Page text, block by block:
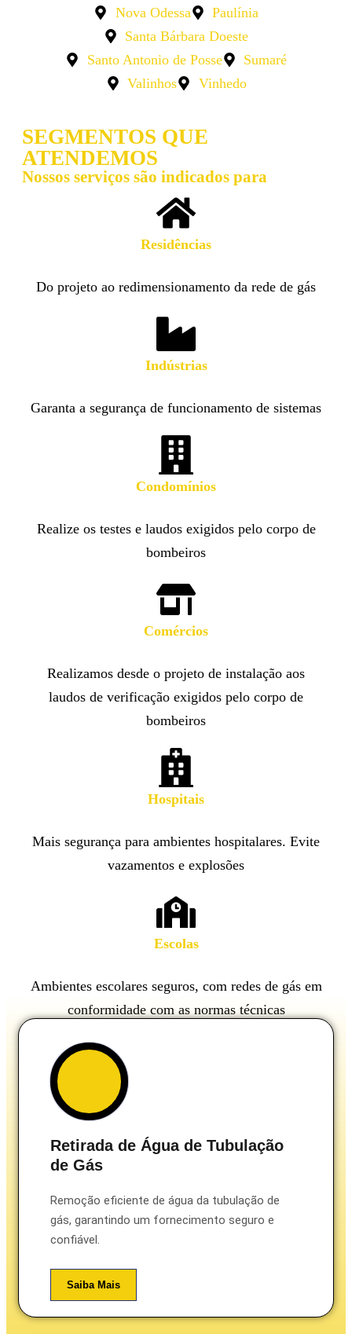
Nova Odessa
Paulínia
Santa Bárbara Doeste
Santo Antonio de Posse
Sumaré
Valinhos
Vinhedo
SEGMENTOS QUE
ATENDEMOS
Nossos serviços são indicados para
Residências​
Do projeto ao redimensionamento da rede de gás
Indústrias
Garanta a segurança de funcionamento de sistemas
Condomínios
Realize os testes e laudos exigidos pelo corpo de
bombeiros
Comércios
Realizamos desde o projeto de instalação aos
laudos de verificação exigidos pelo corpo de
bombeiros
Hospitais
Mais segurança para ambientes hospitalares. Evite
vazamentos e explosões
Escolas
Ambientes escolares seguros, com redes de gás em
conformidade com as normas técnicas
Retirada de Água de Tubulação
de Gás
Remoção eficiente de água da tubulação de
gás, garantindo um fornecimento seguro e
confiável.
Saiba Mais